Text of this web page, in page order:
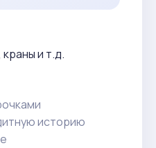
и т.д.
историю